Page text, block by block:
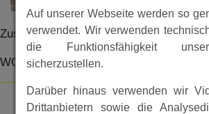
Zusammengestellt von Georg Margraf
WO1038
Auf unserer Webseite werden so
verwendet. Wir verwenden
die Funktionsfähigkeit
sicherzustellen.
Darüber hinaus verwenden wir
Drittanbietern sowie die